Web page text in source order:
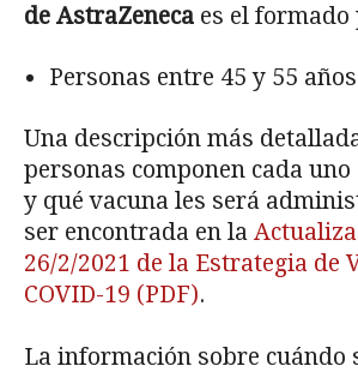
de AstraZeneca es el formado
Personas entre 45 y 55 años
Una descripción más
personas componen cada
y qué vacuna les será
ser encontrada en la
26/2/2021 de la Estrategia de
COVID-19 (PDF).
La información sobre cuándo